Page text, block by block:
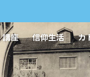
講座 信仰生活 カ